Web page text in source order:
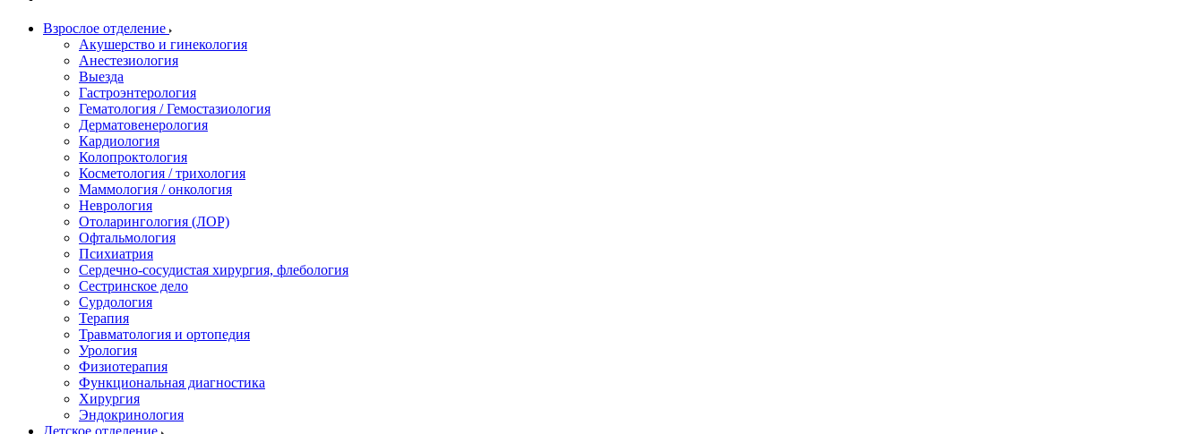
Взрослое отделение
Акушерство и гинекология
Анестезиология
Выезда
Гастроэнтерология
Гематология / Гемостазиология
Дерматовенерология
Кардиология
Колопроктология
Косметология / трихология
Маммология / онкология
Неврология
Отоларингология (ЛОР)
Офтальмология
Психиатрия
Сердечно-сосудистая хирургия, флебология
Сестринское дело
Сурдология
Терапия
Травматология и ортопедия
Урология
Физиотерапия
Функциональная диагностика
Хирургия
Эндокринология
Детское отделение